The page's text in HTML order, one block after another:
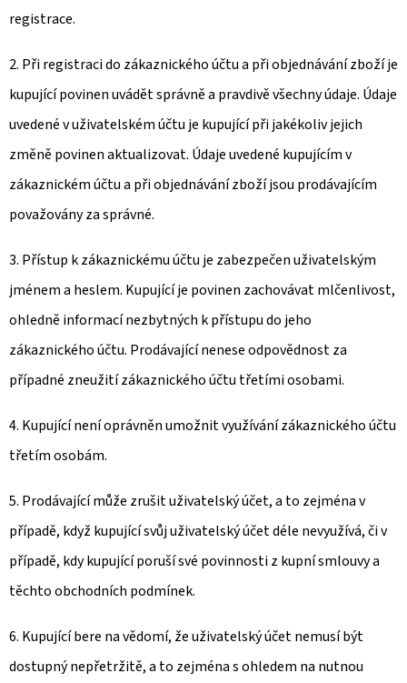
registrace.
2. Při registraci do zákaznického účtu a při objednávání zboží je
kupující povinen uvádět správně a pravdivě všechny údaje. Údaje
uvedené v uživatelském účtu je kupující při jakékoliv jejich
změně povinen aktualizovat. Údaje uvedené kupujícím v
zákaznickém účtu a při objednávání zboží jsou prodávajícím
považovány za správné.
3. Přístup k zákaznickému účtu je zabezpečen uživatelským
jménem a heslem. Kupující je povinen zachovávat mlčenlivost,
ohledně informací nezbytných k přístupu do jeho
zákaznického účtu. Prodávající nenese odpovědnost za
případné zneužití zákaznického účtu třetími osobami.
4. Kupující není oprávněn umožnit využívání zákaznického účtu
třetím osobám.
5. Prodávající může zrušit uživatelský účet, a to zejména v
případě, když kupující svůj uživatelský účet déle nevyužívá, či v
případě, kdy kupující poruší své povinnosti z kupní smlouvy a
těchto obchodních podmínek.
6. Kupující bere na vědomí, že uživatelský účet nemusí být
dostupný nepřetržitě, a to zejména s ohledem na nutnou